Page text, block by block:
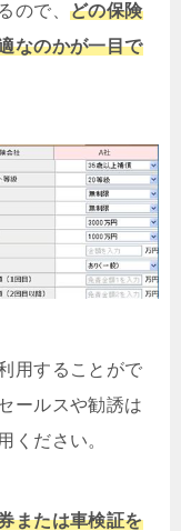
ので、 どの保険
なのかが一目で
用することがで
ールスや勧誘は
ください。
または車検証を